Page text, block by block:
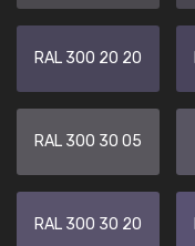
RAL 300 20 20
RAL 300 30 05
RAL 300 30 20